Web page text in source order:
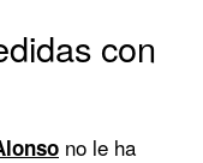
con
no le ha